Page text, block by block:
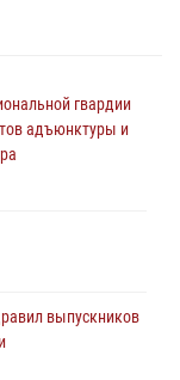
гвардии
адъюнктуры и
выпускников